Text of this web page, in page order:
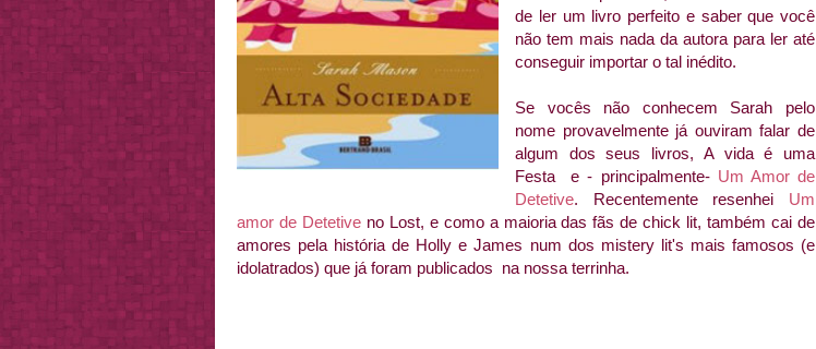
de ler um livro perfeito e saber que você
não tem mais nada da autora para ler até
conseguir importar o tal inédito.
Se vocês não conhecem Sarah pelo
nome provavelmente já ouviram falar de
algum dos seus livros, A vida é uma
Festa e - principalmente- Um Amor de
Detetive. Recentemente resenhei Um
amor de Detetiveno Lost, e como a maioria das fãs de chick lit, também cai de
amores pela história de Holly e James num dos mistery lit's mais famosos (e
idolatrados) que já foram publicados na nossa terrinha.